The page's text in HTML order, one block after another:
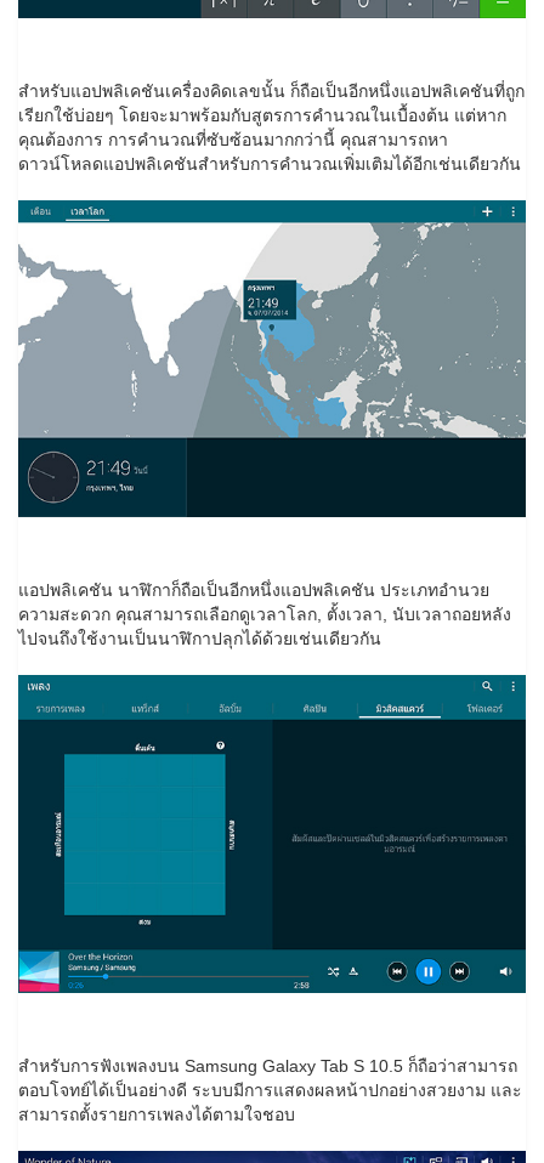
สำหรับแอปพลิเคชันเครื่องคิดเลขนั้น ก็ถือเป็นอีกหนึ่งแอปพลิเคชันที่ถูก
เรียกใช้บ่อยๆ โดยจะมาพร้อมกับสูตรการคำนวณในเบื้องต้น แต่หาก
คุณต้องการ การคำนวณที่ซับซ้อนมากกว่านี้ คุณสามารถหา
ดาวน์โหลดแอปพลิเคชันสำหรับการคำนวณเพิ่มเติมได้อีกเช่นเดียวกัน
แอปพลิเคชัน นาฬิกาก็ถือเป็นอีกหนึ่งแอปพลิเคชัน ประเภทอำนวย
ความสะดวก คุณสามารถเลือกดูเวลาโลก, ตั้งเวลา, นับเวลาถอยหลัง
ไปจนถึงใช้งานเป็นนาฬิกาปลุกได้ด้วยเช่นเดียวกัน
สำหรับการฟังเพลงบน Samsung Galaxy Tab S 10.5 ก็ถือว่าสามารถ
ตอบโจทย์ได้เป็นอย่างดี ระบบมีการแสดงผลหน้าปกอย่างสวยงาม และ
สามารถตั้งรายการเพลงได้ตามใจชอบ